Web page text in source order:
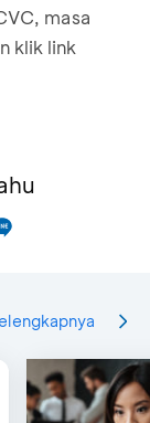
masa
klik link